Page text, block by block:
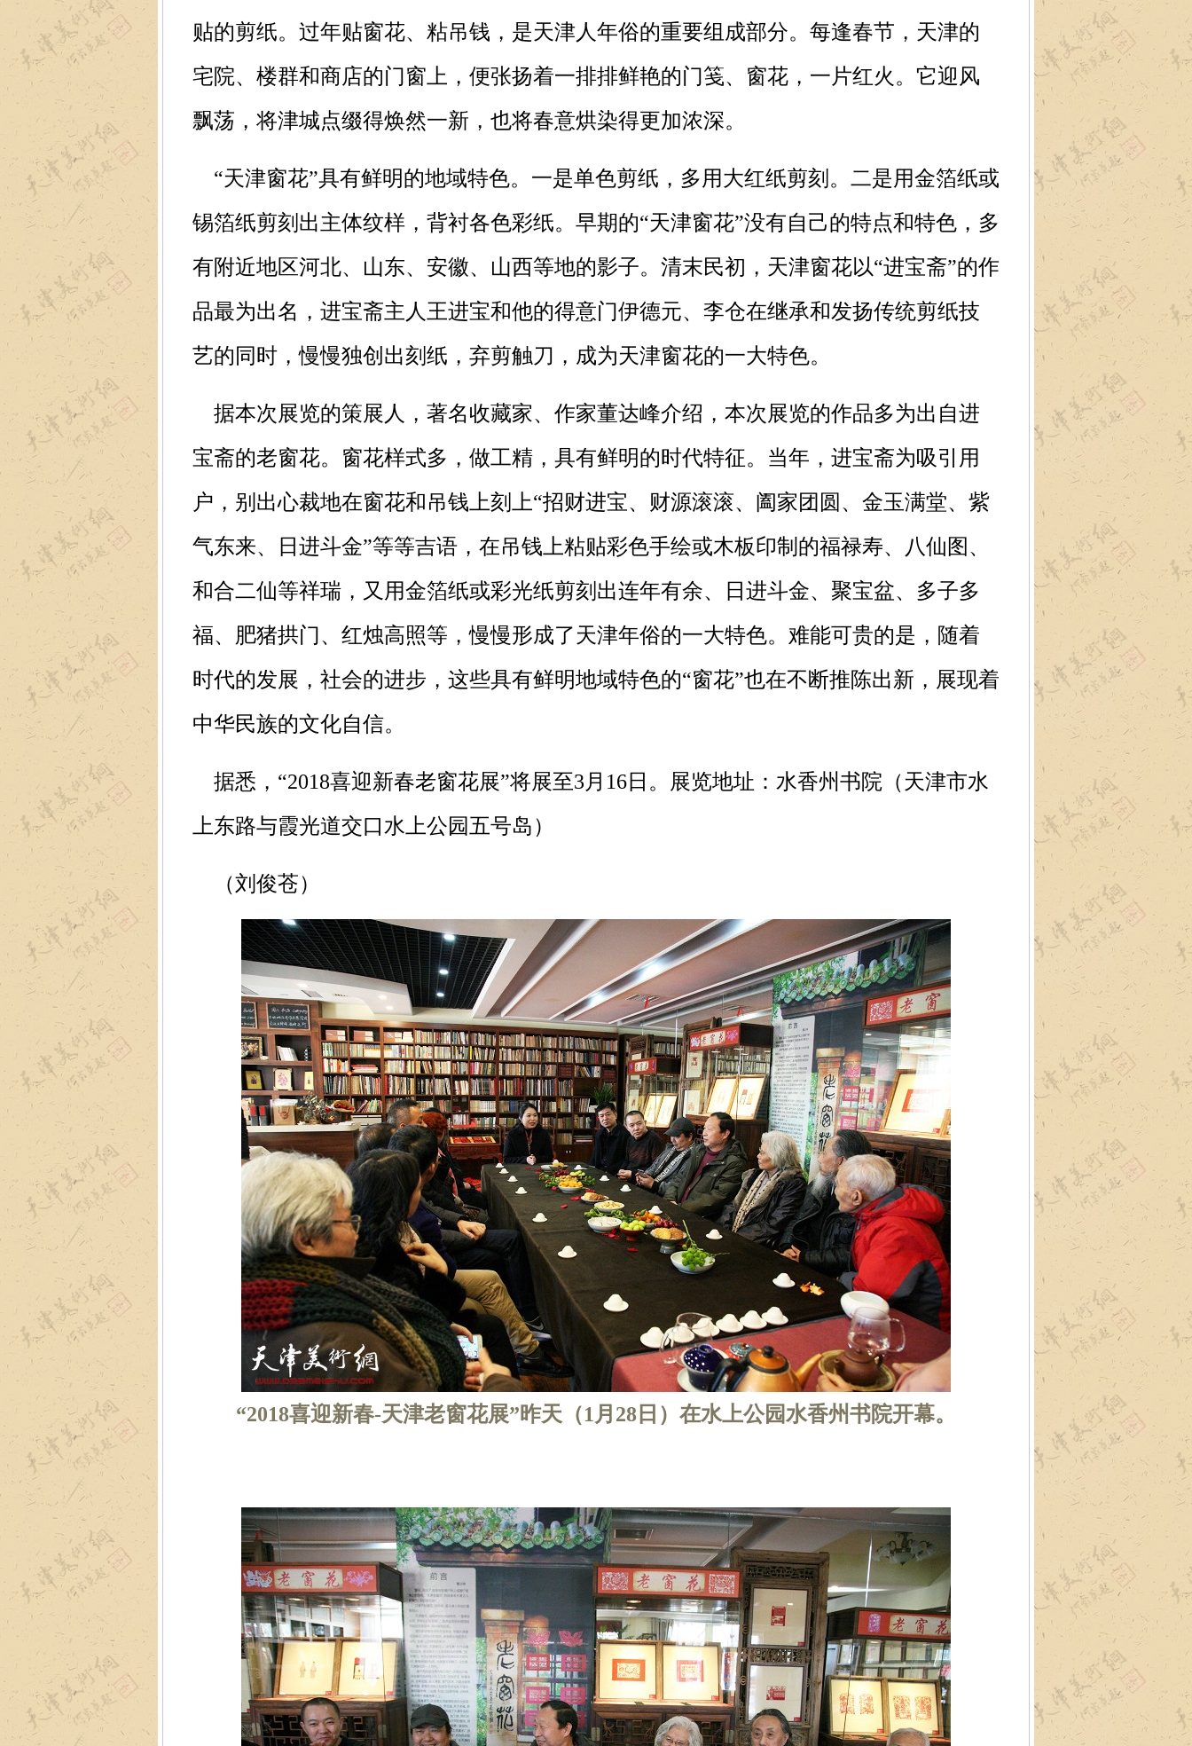
贴的剪纸。过年贴窗花、粘吊钱，是天津人年俗的重要组成部分。每逢春节，天津的
宅院、楼群和商店的门窗上，便张扬着一排排鲜艳的门笺、窗花，一片红火。它迎风
飘荡，将津城点缀得焕然一新，也将春意烘染得更加浓深。
“天津窗花”具有鲜明的地域特色。一是单色剪纸，多用大红纸剪刻。二是用金箔纸或
锡箔纸剪刻出主体纹样，背衬各色彩纸。早期的“天津窗花”没有自己的特点和特色，多
有附近地区河北、山东、安徽、山西等地的影子。清末民初，天津窗花以“进宝斋”的作
品最为出名，进宝斋主人王进宝和他的得意门伊德元、李仓在继承和发扬传统剪纸技
艺的同时，慢慢独创出刻纸，弃剪触刀，成为天津窗花的一大特色。
据本次展览的策展人，著名收藏家、作家董达峰介绍，本次展览的作品多为出自进
宝斋的老窗花。窗花样式多，做工精，具有鲜明的时代特征。当年，进宝斋为吸引用
户，别出心裁地在窗花和吊钱上刻上“招财进宝、财源滚滚、阖家团圆、金玉满堂、紫
气东来、日进斗金”等等吉语，在吊钱上粘贴彩色手绘或木板印制的福禄寿、八仙图、
和合二仙等祥瑞，又用金箔纸或彩光纸剪刻出连年有余、日进斗金、聚宝盆、多子多
福、肥猪拱门、红烛高照等，慢慢形成了天津年俗的一大特色。难能可贵的是，随着
时代的发展，社会的进步，这些具有鲜明地域特色的“窗花”也在不断推陈出新，展现着
中华民族的文化自信。
据悉，“2018喜迎新春老窗花展”将展至3月16日。展览地址：水香州书院（天津市水
上东路与霞光道交口水上公园五号岛）
（刘俊苍）
“2018喜迎新春-天津老窗花展”昨天（1月28日）在水上公园水香州书院开幕。